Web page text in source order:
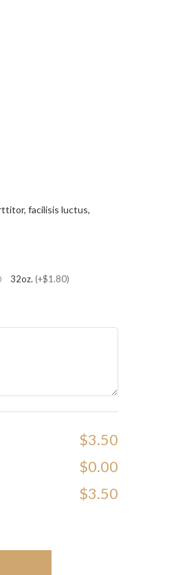
facilisis luctus,
32oz.(+$1.80)
$3.50
$0.00
$3.50